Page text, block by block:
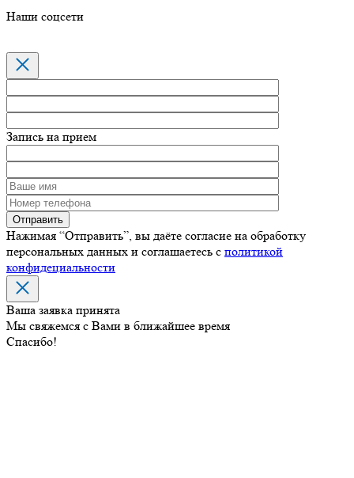
Наши соцсети
Запись на прием
Нажимая “Отправить”, вы даёте согласие на обработку
персональных данных и соглашаетесь с политикой
конфидециальности
Ваша заявка принята
Мы свяжемся с Вами в ближайшее время
Спасибо!